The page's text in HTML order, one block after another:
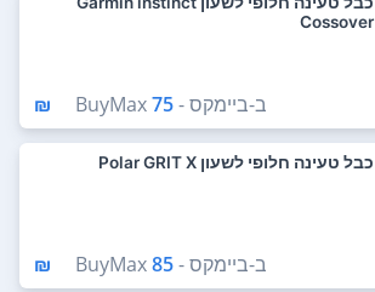
Cossover
ב-ביימקס - BuyMax75 ₪
כבל טעינה חלופי לשעון Polar GRIT X
ב-ביימקס - BuyMax85 ₪